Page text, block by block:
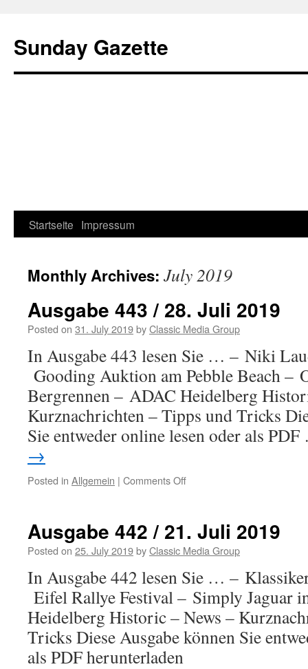
Sunday Gazette
Skip
content
Startseite Impressum
Monthly Archives: July 2019
Ausgabe 443 / 28. Juli 2019
Posted on 31. July 2019byClassic Media Group
In Ausgabe 443 lesen Sie … – Niki
Gooding Auktion am Pebble Beach –
Bergrennen – ADAC Heidelberg
Kurznachrichten – Tipps und Tricks
Sie entweder online lesen oder als
→
Posted in Allgemein | Comments Off
28.
Juli
Ausgabe 442 / 21. Juli 2019
Posted on 25. July 2019byClassic Media Group
In Ausgabe 442 lesen Sie … –
Eifel Rallye Festival – Simply Jaguar
Heidelberg Historic – News –
Tricks Diese Ausgabe können Sie
als PDF herunterladen